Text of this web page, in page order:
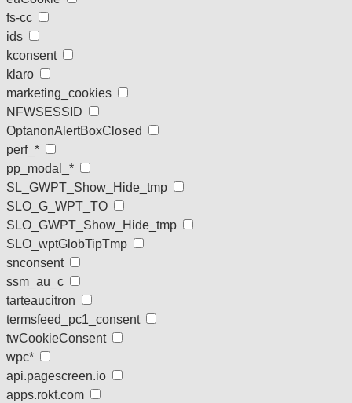
fs-cc
ids
kconsent
klaro
marketing_cookies
NFWSESSID
OptanonAlertBoxClosed
perf_*
pp_modal_*
SL_GWPT_Show_Hide_tmp
SLO_G_WPT_TO
SLO_GWPT_Show_Hide_tmp
SLO_wptGlobTipTmp
snconsent
ssm_au_c
tarteaucitron
termsfeed_pc1_consent
twCookieConsent
wpc*
api.pagescreen.io
apps.rokt.com